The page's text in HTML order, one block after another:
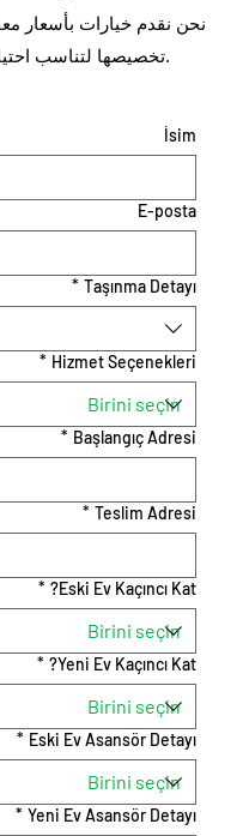
نحن نقدم خيارات بأسعار
تخصيصها لتناسب احتياجاتك.
İsim
E-posta
Taşınma Detayı
*
Hizmet Seçenekleri
*
Başlangıç Adresi
*
Teslim Adresi
*
Eski Ev Kaçıncı Kat?
*
Yeni Ev Kaçıncı Kat?
*
Eski Ev Asansör Detayı
*
Yeni Ev Asansör Detayı
*